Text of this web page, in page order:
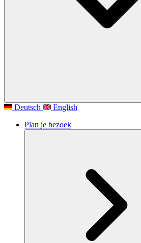
Deutsch
English
Plan je bezoek